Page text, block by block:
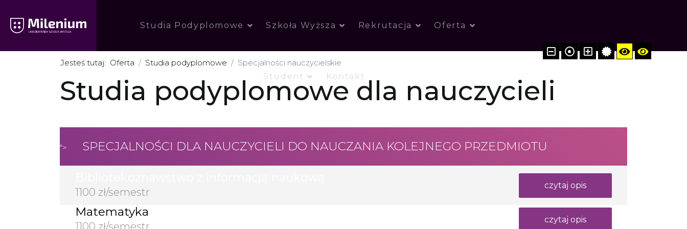
Studia Podyplomowe Szkoła Wyższa Rekrutacja Oferta
Student Kontakt
Jesteś tutaj: Oferta Studia podyplomowe Specjalności nauczycielskie
Studia podyplomowe dla nauczycieli
"> SPECJALNOŚCI DLA NAUCZYCIELI DO NAUCZANIA KOLEJNEGO PRZEDMIOTU
1100 zł/semestr
czytaj opis
Matematyka
1100 zł/semestr
czytaj opis